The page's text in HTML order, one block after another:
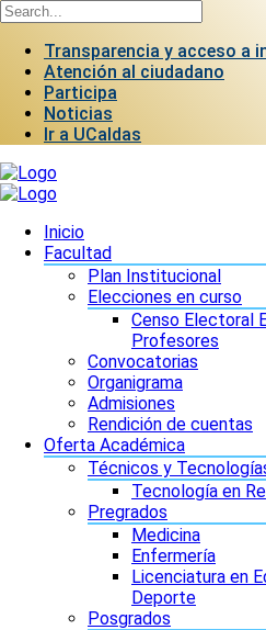
Transparencia y acceso a
Atención al ciudadano
Participa
Noticias
Ir a UCaldas
Inicio
Facultad
Plan Institucional
Elecciones en curso
Censo Electoral
Profesores
Convocatorias
Organigrama
Admisiones
Rendición de cuentas
Oferta Académica
Técnicos y
Tecnología en
Pregrados
Medicina
Enfermería
Licenciatura en
Deporte
Posgrados